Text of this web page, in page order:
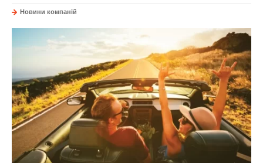
Новини компаній